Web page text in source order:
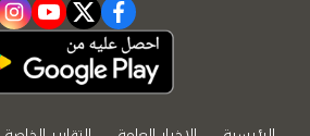
facebook
twitter